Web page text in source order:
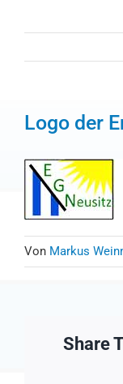
Logo der
Von Markus
Share